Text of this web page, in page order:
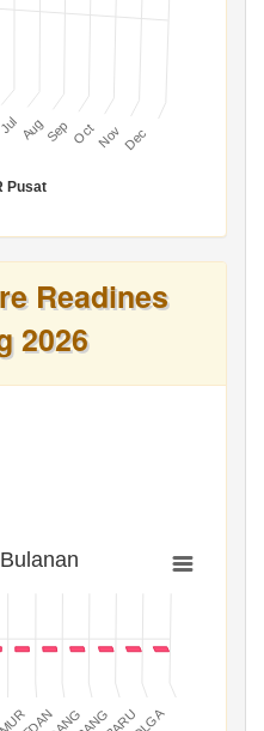
Pusat
Jul AugSep OctNovDec
Readines
2026